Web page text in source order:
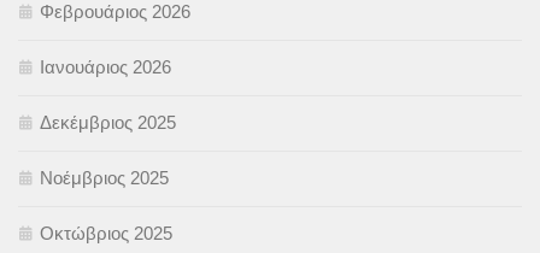
Φεβρουάριος 2026
Ιανουάριος 2026
Δεκέμβριος 2025
Νοέμβριος 2025
Οκτώβριος 2025